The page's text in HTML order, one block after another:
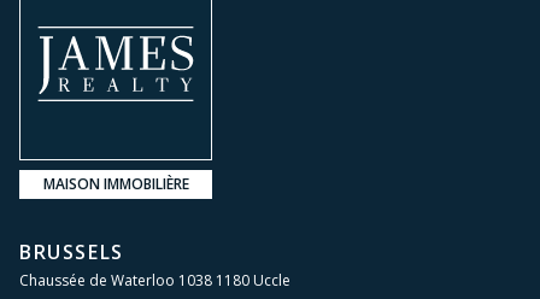
MAISON IMMOBILIÈRE
BRUSSELS
Chaussée de Waterloo 1038 1180 Uccle